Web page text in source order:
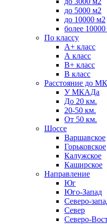
до 5000 м2
до 10000 м2
более
По классу
A+ класс
А класс
В+ класс
B класс
Расстояние до
У МКАДа
До 20 км.
20-50 км.
От 50 км.
Шоссе
Варшавское
Горьковское
Калужское
Каширское
Направление
Юг
Юго-Запад
Северо-
Север
Северо-